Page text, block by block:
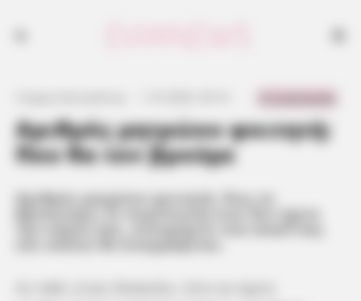
Αριθμός μητρώου φοιτητή:
Που θα τον βρούμε
Αριθμός μητρώου φοιτητή: Πως το
βρίσκουμε; Σε περίπτωση που δεν έχετε